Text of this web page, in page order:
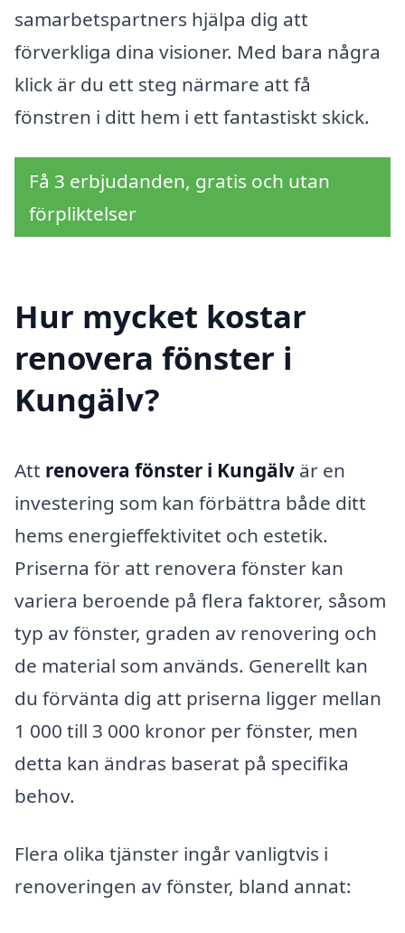
samarbetspartners hjälpa dig att
förverkliga dina visioner. Med bara några
klick är du ett steg närmare att få
fönstren i ditt hem i ett fantastiskt skick.
Få 3 erbjudanden, gratis och utan
förpliktelser
Hur mycket kostar
renovera fönster i
Kungälv?
Att renovera fönster i Kungälv är en
investering som kan förbättra både ditt
hems energieffektivitet och estetik.
Priserna för att renovera fönster kan
variera beroende på flera faktorer, såsom
typ av fönster, graden av renovering och
de material som används. Generellt kan
du förvänta dig att priserna ligger mellan
1 000 till 3 000 kronor per fönster, men
detta kan ändras baserat på specifika
behov.
Flera olika tjänster ingår vanligtvis i
renoveringen av fönster, bland annat: